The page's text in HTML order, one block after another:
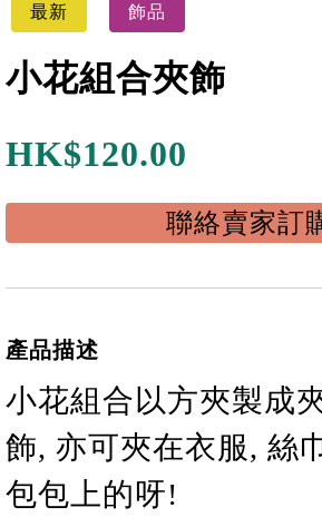
最新 飾品
小花組合夾飾
HK$120.00
聯絡賣家訂
產品描述
小花組合以方夾製成
飾, 亦可夾在衣服, 絲
包包上的呀!